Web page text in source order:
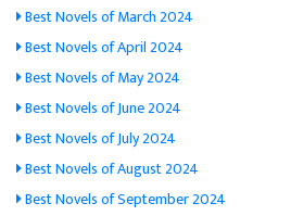
Best Novels of March 2024
Best Novels of April 2024
Best Novels of May 2024
Best Novels of June 2024
Best Novels of July 2024
Best Novels of August 2024
Best Novels of September 2024